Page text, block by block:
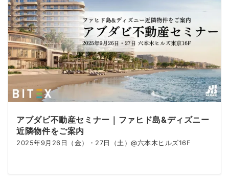
アブダビ不動産セミナー｜ファヒド島&ディズニー
近隣物件をご案内
2025年9月26日（金）・27日（土）@六本木ヒルズ16F